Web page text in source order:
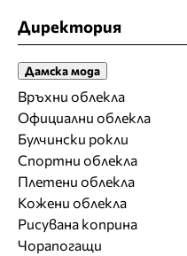
Директория
Дамска мода
Връхни облекла
Официални облекла
Булчински рокли
Спортни облекла
Плетени облекла
Кожени облекла
Рисувана коприна
Чорапогащи